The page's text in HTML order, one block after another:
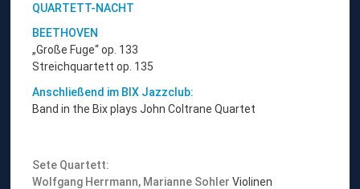
QUARTETT-NACHT
BEETHOVEN
„Große Fuge“ op. 133
Streichquartett op. 135
Anschließend im BIX Jazzclub:
Band in the Bix plays John Coltrane Quartet
Sete Quartett:
Wolfgang Herrmann, Marianne Sohler Violinen